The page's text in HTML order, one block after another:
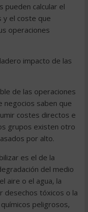
pueden calcular el
y el coste que
operaciones
impacto de las
de las operaciones
saben que
costes directos e
grupos existen otro
por alto.
es el de la
del medio
aire o el agua, la
desechos tóxicos o la
peligrosos,